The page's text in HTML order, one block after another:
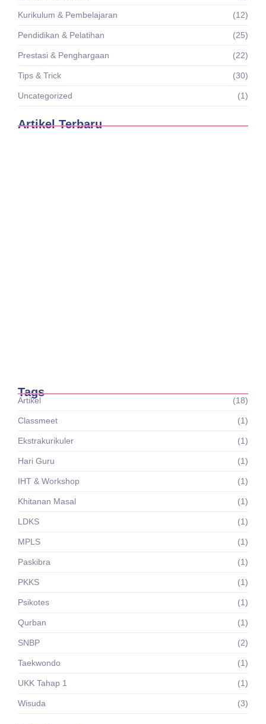
Kurikulum & Pembelajaran (12)
Pendidikan & Pelatihan (25)
Prestasi & Penghargaan (22)
Tips & Trick (30)
Uncategorized (1)
Artikel Terbaru
Tags
Artikel (18)
Classmeet (1)
Ekstrakurikuler (1)
Hari Guru (1)
IHT & Workshop (1)
Khitanan Masal (1)
LDKS (1)
MPLS (1)
Paskibra (1)
PKKS (1)
Psikotes (1)
Qurban (1)
SNBP (2)
Taekwondo (1)
UKK Tahap 1 (1)
Wisuda (3)